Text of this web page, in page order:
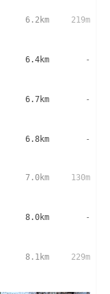
6.2km 219m
6.4km -
6.7km -
6.8km -
7.0km 130m
8.0km -
8.1km 229m